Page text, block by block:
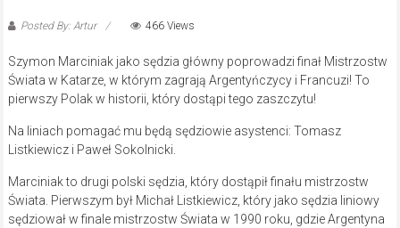
Posted By: Artur 466 Views
Szymon Marciniak jako sędzia główny poprowadzi finał Mistrzostw
Świata w Katarze, w którym zagrają Argentyńczycy i Francuzi! To
pierwszy Polak w historii, który dostąpi tego zaszczytu!
Na liniach pomagać mu będą sędziowie asystenci: Tomasz
Listkiewicz i Paweł Sokolnicki.
Marciniak to drugi polski sędzia, który dostąpił finału mistrzostw
Świata. Pierwszym był Michał Listkiewicz, który jako sędzia liniowy
sędziował w finale mistrzostw Świata w 1990 roku, gdzie Argentyna